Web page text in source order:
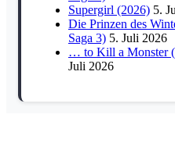
Supergirl (2026) 5.
Die Prinzen des
Saga 3) 5. Juli 2026
… to Kill a Monster
Juli 2026